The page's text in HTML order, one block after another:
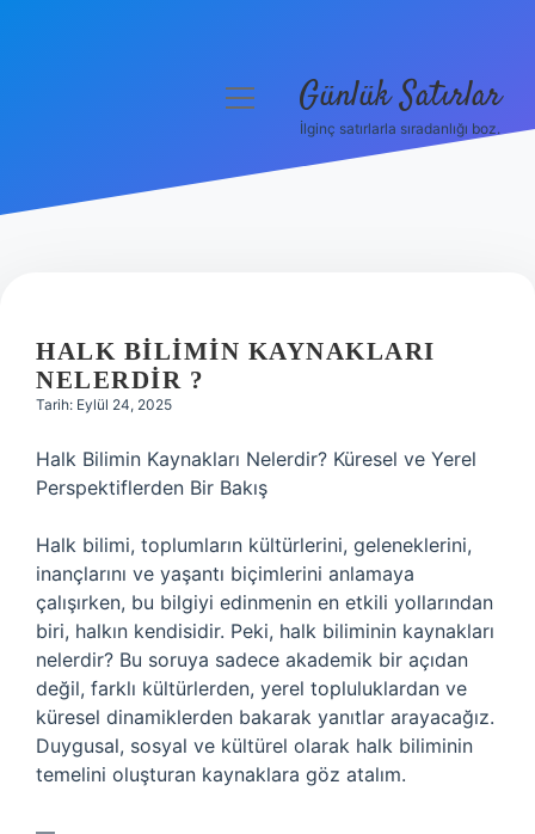
Hakkımızda
menüyü Günlük Satırlar
İlginç satırlarla sıradanlığı boz.
HALK BILIMIN KAYNAKLARI
NELERDIR ?
Tarih: Eylül 24, 2025
Halk Bilimin Kaynakları Nelerdir? Küresel ve Yerel
Perspektiflerden Bir Bakış
Halk bilimi, toplumların kültürlerini, geleneklerini,
inançlarını ve yaşantı biçimlerini anlamaya
çalışırken, bu bilgiyi edinmenin en etkili yollarından
biri, halkın kendisidir. Peki, halk biliminin kaynakları
nelerdir? Bu soruya sadece akademik bir açıdan
değil, farklı kültürlerden, yerel topluluklardan ve
küresel dinamiklerden bakarak yanıtlar arayacağız.
Duygusal, sosyal ve kültürel olarak halk biliminin
temelini oluşturan kaynaklara göz atalım.